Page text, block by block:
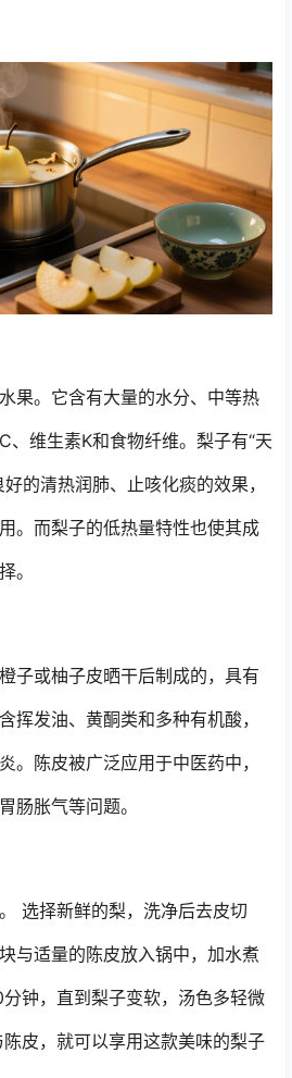
果。它含有大量的水分、中等热
、维生素K和食物纤维。梨子有“天
的清热润肺、止咳化痰的效果，
。而梨子的低热量特性也使其成
。
子或柚子皮晒干后制成的，具有
挥发油、黄酮类和多种有机酸，
。陈皮被广泛应用于中医药中，
肠胀气等问题。
选择新鲜的梨，洗净后去皮切
与适量的陈皮放入锅中，加水煮
钟，直到梨子变软，汤色多轻微
皮，就可以享用这款美味的梨子